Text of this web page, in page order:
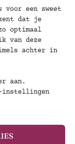
voor een sweet
dat je
optimaal
van deze
achter in
aan.